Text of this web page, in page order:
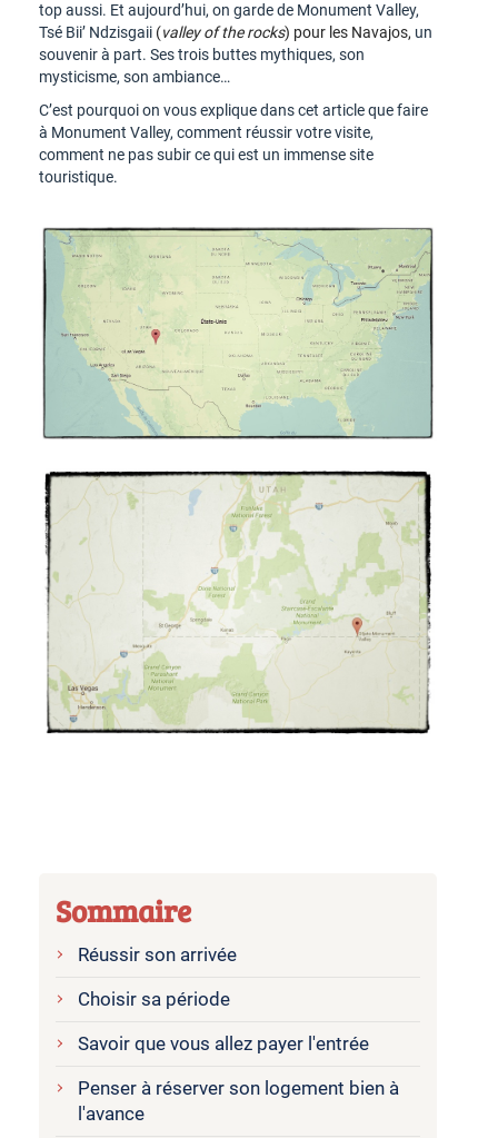
top aussi. Et aujourd’hui, on garde de Monument Valley,
Tsé Biiʼ Ndzisgaii (valley of the rocks) pour les Navajos, un
souvenir à part. Ses trois buttes mythiques, son
mysticisme, son ambiance…
C’est pourquoi on vous explique dans cet article que faire
à Monument Valley, comment réussir votre visite,
comment ne pas subir ce qui est un immense site
touristique.
Sommaire
Réussir son arrivée
Choisir sa période
Savoir que vous allez payer l'entrée
Penser à réserver son logement bien à
l'avance